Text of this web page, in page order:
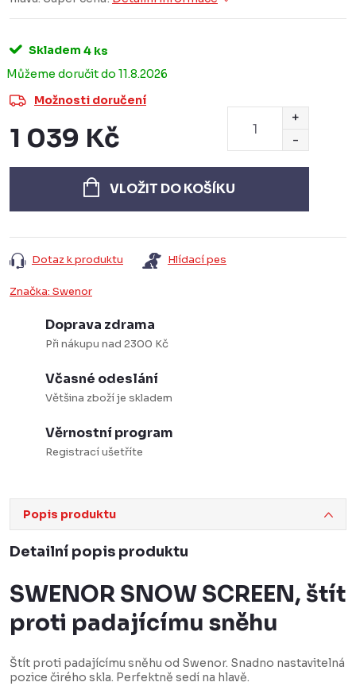
Skladem 4 ks
11.8.2026
Možnosti doručení
1 039 Kč
cena:
VLOŽIT DO KOŠÍKU
Dotaz k produktu Hlídací pes
Značka: Swenor
Doprava zdrama
Při nákupu nad 2300 Kč
Včasné odeslání
Většina zboží je skladem
Věrnostní program
Registrací ušetříte
Popis produktu
Detailní popis produktu
SWENOR SNOW SCREEN, štít
proti padajícímu sněhu
Štít proti padajícímu sněhu od Swenor. Snadno nastavitelná
pozice čirého skla. Perfektně sedí na hlavě.